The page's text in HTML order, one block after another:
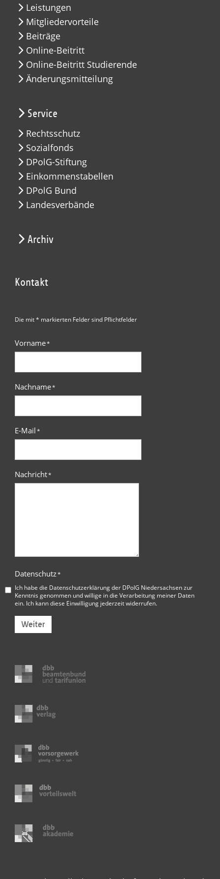
Leistungen
Mitgliedervorteile
Beiträge
Online-Beitritt
Online-Beitritt Studierende
Änderungsmitteilung
Service
Rechtsschutz
Sozialfonds
DPolG-Stiftung
Einkommenstabellen
DPolG Bund
Landesverbände
Archiv
Kontakt
Die mit * markierten Felder sind Pflichtfelder
Vorname*
Nachname*
E-Mail*
Nachricht*
Datenschutz*
Ich habe die Datenschutzerklärung der DPolG Niedersachsenzur
Kenntnis genommen und willige in die Verarbeitung meiner Daten
ein. Ich kann diese Einwilligung jederzeit widerrufen.
Weiter